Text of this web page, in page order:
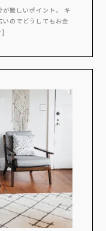
難しいポイント。 キ
のでどうしてもお金